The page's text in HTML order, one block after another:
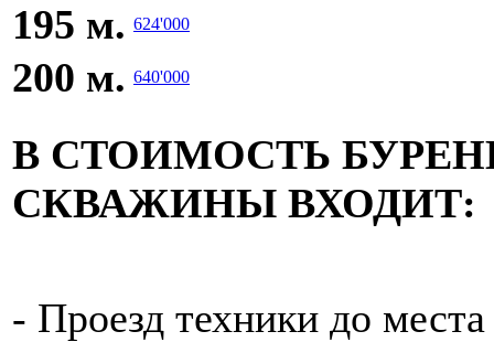
195 м. 624'000
200 м. 640'000
В СТОИМОСТЬ
СКВАЖИНЫ ВХОДИТ:
- Проезд техники до